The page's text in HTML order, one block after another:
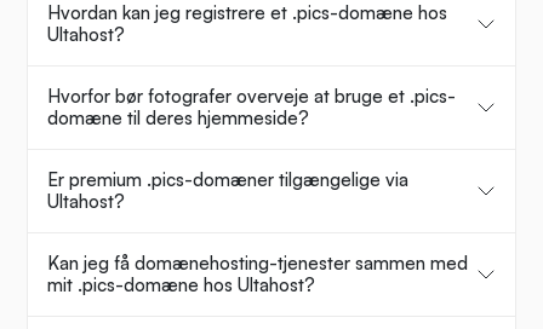
Hvordan kan jeg registrere et .pics-domæne hos
Ultahost?
Hvorfor bør fotografer overveje at bruge et .pics-
domæne til deres hjemmeside?
Er premium .pics-domæner tilgængelige via
Ultahost?
Kan jeg få domænehosting-tjenester sammen med
mit .pics-domæne hos Ultahost?